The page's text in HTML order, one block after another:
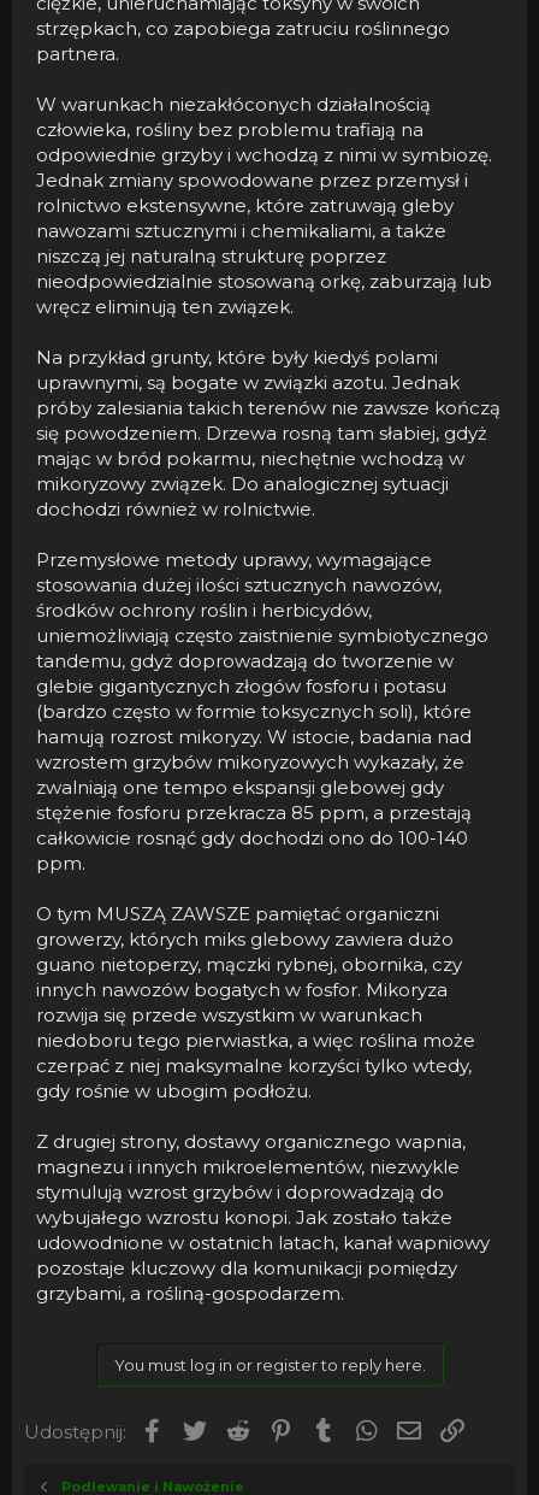
strzępkach, co zapobiega zatruciu roślinnego
partnera.
W warunkach niezakłóconych działalnością
człowieka, rośliny bez problemu trafiają na
odpowiednie grzyby i wchodzą z nimi w symbiozę.
Jednak zmiany spowodowane przez przemysł i
rolnictwo ekstensywne, które zatruwają gleby
nawozami sztucznymi i chemikaliami, a także
niszczą jej naturalną strukturę poprzez
nieodpowiedzialnie stosowaną orkę, zaburzają lub
wręcz eliminują ten związek.
Na przykład grunty, które były kiedyś polami
uprawnymi, są bogate w związki azotu. Jednak
próby zalesiania takich terenów nie zawsze kończą
się powodzeniem. Drzewa rosną tam słabiej, gdyż
mając w bród pokarmu, niechętnie wchodzą w
mikoryzowy związek. Do analogicznej sytuacji
dochodzi również w rolnictwie.
Przemysłowe metody uprawy, wymagające
stosowania dużej ilości sztucznych nawozów,
środków ochrony roślin i herbicydów,
uniemożliwiają często zaistnienie symbiotycznego
tandemu, gdyż doprowadzają do tworzenie w
glebie gigantycznych złogów fosforu i potasu
(bardzo często w formie toksycznych soli), które
hamują rozrost mikoryzy. W istocie, badania nad
wzrostem grzybów mikoryzowych wykazały, że
zwalniają one tempo ekspansji glebowej gdy
stężenie fosforu przekracza 85 ppm, a przestają
całkowicie rosnąć gdy dochodzi ono do 100-140
ppm.
O tym MUSZĄ ZAWSZE pamiętać organiczni
growerzy, których miks glebowy zawiera dużo
guano nietoperzy, mączki rybnej, obornika, czy
innych nawozów bogatych w fosfor. Mikoryza
rozwija się przede wszystkim w warunkach
niedoboru tego pierwiastka, a więc roślina może
czerpać z niej maksymalne korzyści tylko wtedy,
gdy rośnie w ubogim podłożu.
Z drugiej strony, dostawy organicznego wapnia,
magnezu i innych mikroelementów, niezwykle
stymulują wzrost grzybów i doprowadzają do
wybujałego wzrostu konopi. Jak zostało także
udowodnione w ostatnich latach, kanał wapniowy
pozostaje kluczowy dla komunikacji pomiędzy
grzybami, a rośliną-gospodarzem.
You must log in or register to reply here.
Udostępnij: Facebook
TwitterReddit PinterestTumblrWhatsApp
Email
Podlewanie i Nawożenie